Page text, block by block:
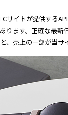
イトが提供する
ります。正確な最
売上の一部が当サ